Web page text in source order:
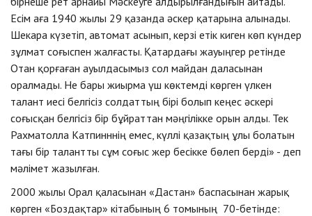
Есім аға 1940 жылы 29 қазанда әскер қатарына алынады.
Шекара күзетіп, автомат асынып, керзі етік киген көп күндер
зұлмат соғыспен жалғасты. Қатардағы жауыңгер ретінде
Отан қорғаған ауылдасымыз сол майдан даласынан
оралмады. Не бары жиырма үш көктемді көрген үлкен
талант иесі белгісіз солдаттың бірі болып кеңес әскері
соғысқан белгісіз бір бұйраттан мәңгілікке орын алды. Тек
Рахматолла Катпинннің емес, күллі қазақтың ұлы болатын
тағы бір талантты сұм соғыс жер бесікке бөлеп берді» - деп
мәлімет жазылған.
2000 жылы Орал қаласынан «Дастан» баспасынан жарық
көрген «Боздақтар» кітабының 6 томының 70-бетінде: